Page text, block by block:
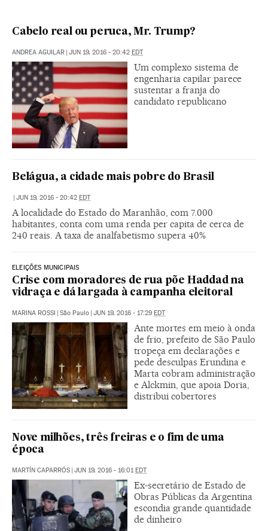
Cabelo real ou peruca, Mr. Trump?
ANDREA AGUILAR JUN 19, 2016 - 20:42 EDT
Um complexo sistema de
engenharia capilar parece
sustentar a franja do
candidato republicano
Belágua, a cidade mais pobre do Brasil
JUN 19, 2016 - 20:42 EDT
A localidade do Estado do Maranhão, com 7.000
habitantes, conta com uma renda per capita de cerca de
240 reais. A taxa de analfabetismo supera 40%
ELEIÇÕES MUNICIPAIS
Crise com moradores de rua põe Haddad na
vidraça e dá largada à campanha eleitoral
MARINA ROSSI São Paulo JUN 19, 2016 - 17:29 EDT
Ante mortes em meio à onda
de frio, prefeito de São Paulo
tropeça em declarações e
pede desculpas Erundina e
Marta cobram administração
e Alckmin, que apoia Doria,
distribui cobertores
Nove milhões, três freiras e o fim de uma
época
MARTÍN CAPARRÓS | JUN 19, 2016 - 16:01EDT
Ex-secretário de Estado de
Obras Públicas da Argentina
escondia grande quantidade
de dinheiro